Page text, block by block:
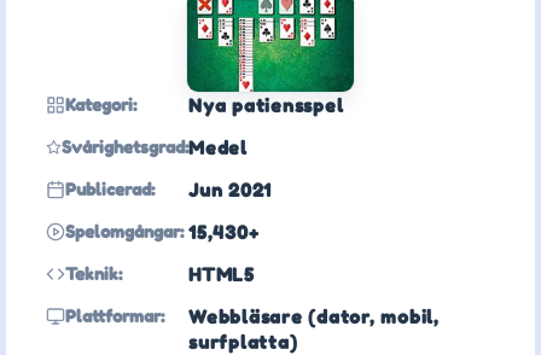
Kategori: Nya patiensspel
Svårighetsgrad:Medel
Publicerad: Jun 2021
Spelomgångar: 15,430+
Teknik: HTML5
Plattformar:
Webbläsare (dator, mobil,
surfplatta)